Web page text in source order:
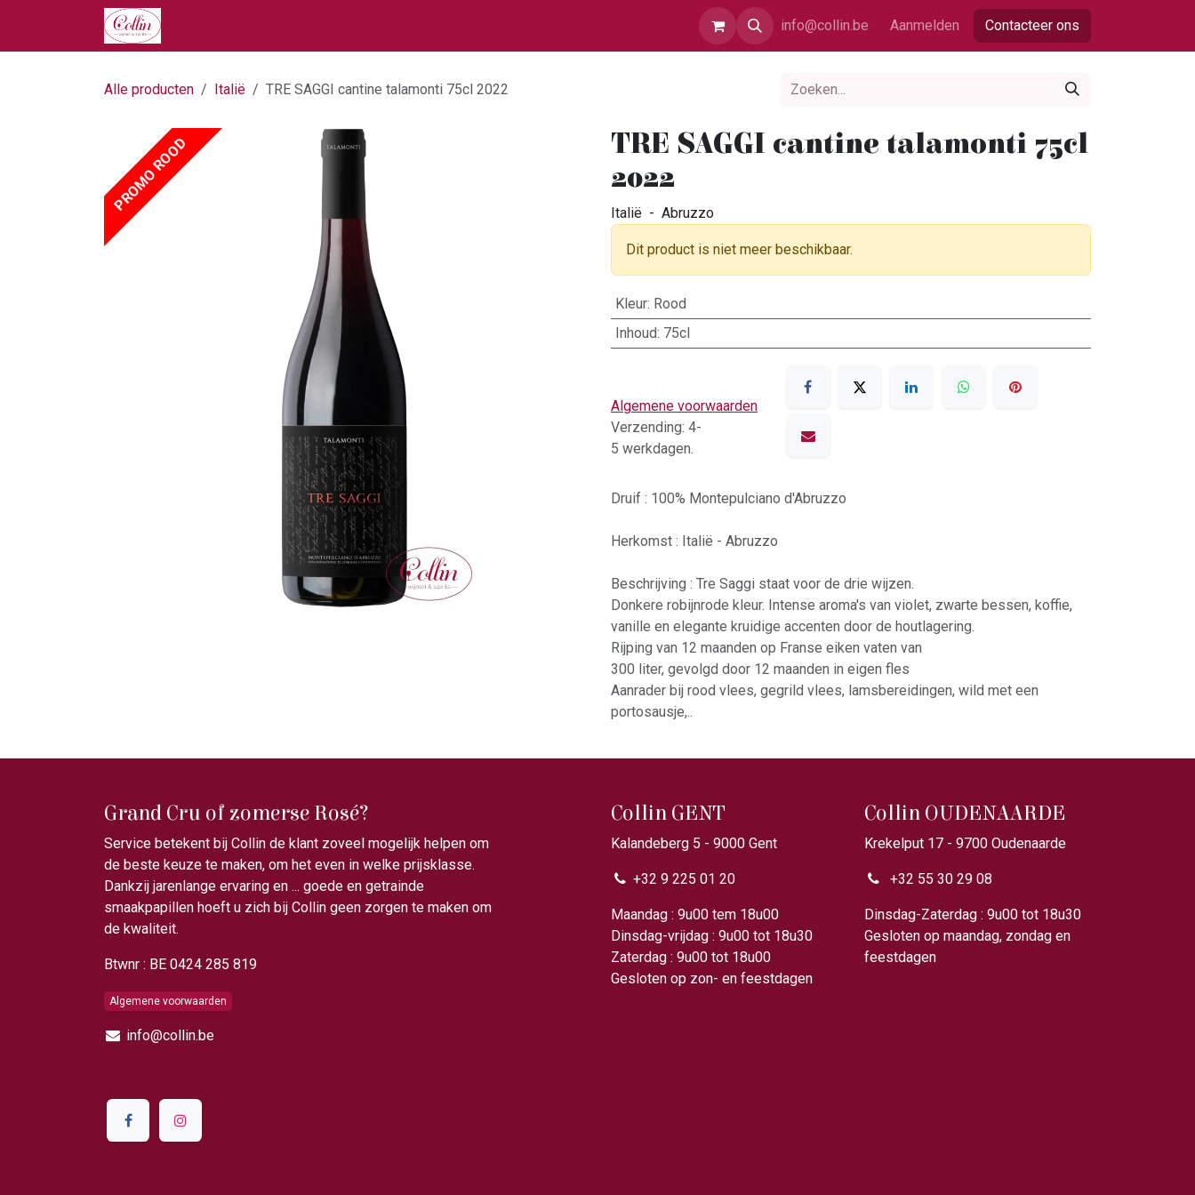
Overslaan naar inhoud
info@collin.be Aanmelden Contacteer ons
Alle producten Italië TRE SAGGI cantine talamonti 75cl 2022
PROMO ROOD
TRE SAGGI cantine talamonti 75cl
2022
Italië - Abruzzo
Dit product is niet meer beschikbaar.
Kleur: Rood
Inhoud: 75cl
Algemene voorwaarden
Verzending: 4-
5 werkdagen.
Druif : 100% Montepulciano d'Abruzzo
Herkomst : Italië - Abruzzo
Beschrijving : Tre Saggi staat voor de drie wijzen.
Donkere robijnrode kleur. Intense aroma's van violet, zwarte bessen, koffie,
vanille en elegante kruidige accenten door de houtlagering.
Rijping van 12 maanden op Franse eiken vaten van
300 liter, gevolgd door 12 maanden in eigen fles
Aanrader bij rood vlees, gegrild vlees, lamsbereidingen, wild met een
portosausje,..
Grand Cru of zomerse Rosé?
Service betekent bij Collin de klant zoveel mogelijk helpen om
de beste keuze te maken, om het even in welke prijsklasse.
Dankzij jarenlange ervaring en ... goede en getrainde
smaakpapillen hoeft u zich bij Collin geen zorgen te maken om
de kwaliteit.
Btwnr : BE 0424 285 819
Algemene voorwaarden
info@collin.be
Collin GENT
Kalandeberg 5 - 9000 Gent​
+32 9 225 01 20
Maandag : 9u00 tem 18u00
Dinsdag-vrijdag : 9u00 tot 18u30
Zaterdag : 9u00 tot 18u00
Gesloten op zon- en feestdagen
Collin OUDENAARDE
Krekelput 17 - 9700 Oudenaarde
+32 55 30 29 08
Dinsdag-Zaterdag : 9u00 tot 18u30
Gesloten op maandag, zondag en
feestdagen